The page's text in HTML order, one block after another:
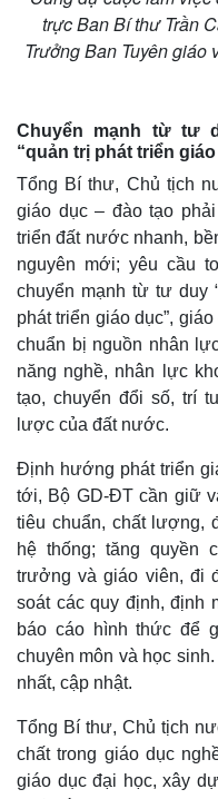
Pháp luật
Vụ án
Tin nóng
trực Ban Bí thư Trần
Trưởng Ban Tuyên giáo
Chuyển mạnh từ tư
“quản trị phát triển
Tổng Bí thư, Chủ tịch
giáo dục – đào tạo
triển đất nước nhanh,
nguyên mới; yêu cầu
chuyển mạnh từ tư duy
phát triển giáo dục”,
chuẩn bị nguồn nhân
năng nghề, nhân lực
tạo, chuyển đổi số, trí
lược của đất nước.
Định hướng phát triển
tới, Bộ GD-ĐT cần giữ
tiêu chuẩn, chất lượng,
hệ thống; tăng quyền
trưởng và giáo viên, đi
soát các quy định, định
báo cáo hình thức để
chuyên môn và học
nhất, cập nhật.
Tổng Bí thư, Chủ tịch
chất trong giáo dục
giáo dục đại học, xây